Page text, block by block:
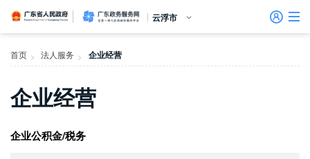
留言信箱
建言献策
信访相关法规
便民服务
百姓论坛
政府热线
网上调查
在线访谈
法律服务
领导信箱
未加载图片
政务微博
网络问政
意见征集
部门信箱
信访常见问题
信件回复
网上举报
公众监督
我要留言
广东省人民政府广东政务服务网
云浮市
首页
首页 > 法人服务 > 企业经营
企业经营
企业公积金/税务